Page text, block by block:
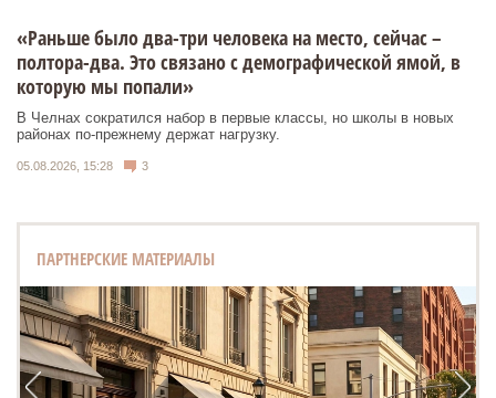
«Раньше было два-три человека на место, сейчас –
полтора-два. Это связано с демографической ямой, в
которую мы попали»
В Челнах сократился набор в первые классы, но школы в новых
районах по-прежнему держат нагрузку.
05.08.2026, 15:28 3
ПАРТНЕРСКИЕ МАТЕРИАЛЫ